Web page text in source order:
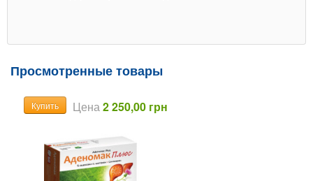
Просмотренные товары
Купить Цена2 250,00 грн